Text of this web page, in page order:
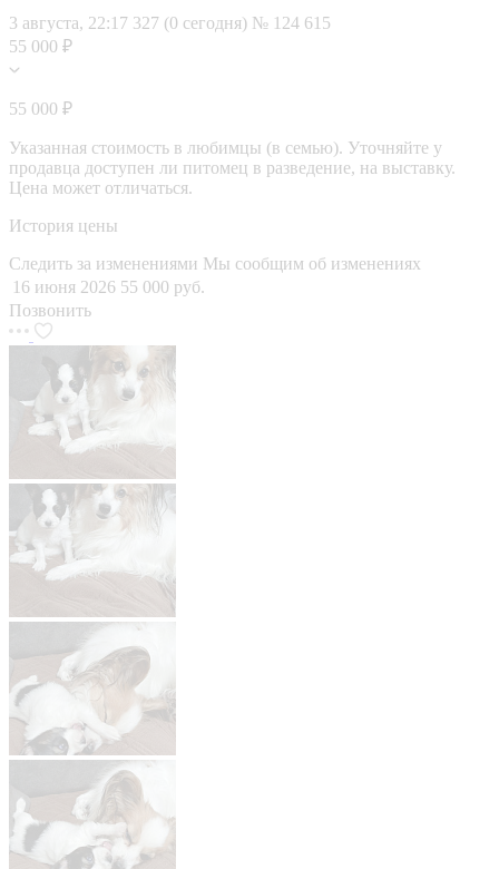
3 августа, 22:17 327 (0 сегодня) № 124 615
55 000 ₽
55 000 ₽
Указанная стоимость в любимцы (в семью). Уточняйте у
продавца доступен ли питомец в разведение, на выставку.
Цена может отличаться.
История цены
Следить за изменениями Мы сообщим об изменениях
16 июня 2026 55 000 руб.
Позвонить